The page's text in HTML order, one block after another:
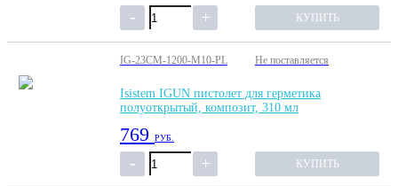
КУПИТЬ
IG-23CM-1200-M10-PL Не поставляется
Isistem IGUN пистолет для герметика
полуоткрытый, композит, 310 мл
769 РУБ.
КУПИТЬ